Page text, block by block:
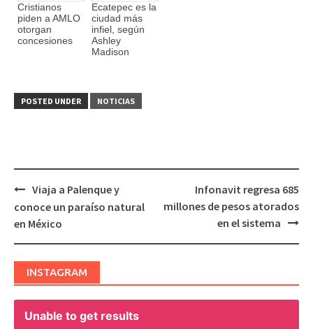
Cristianos
piden a AMLO
otorgan
concesiones
Ecatepec es la
ciudad más
infiel, según
Ashley
Madison
POSTED UNDER NOTICIAS
Post
navigation
Viaja a Palenque y
conoce un paraíso natural
en México
Infonavit regresa 685
millones de pesos atorados
en el sistema
INSTAGRAM
Unable to get results